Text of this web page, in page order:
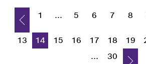
1 ... 5 6 7 8
13 14 15 16 17 18 19
...
30